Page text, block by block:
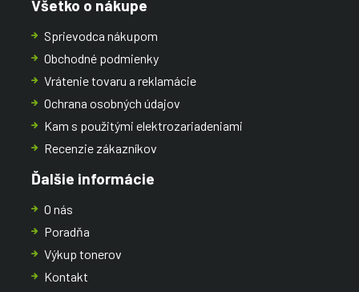
Všetko o nákupe
Sprievodca nákupom
Obchodné podmienky
Vrátenie tovaru a reklamácie
Ochrana osobných údajov
Kam s použitými elektrozariadeniami
Recenzie zákazníkov
Ďalšie informácie
O nás
Poradňa
Výkup tonerov
Kontakt